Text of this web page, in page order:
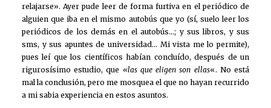
relajarse». Ayer pude leer de forma furtiva en el periódico de
alguien que iba en el mismo autobús que yo (sí, suelo leer los
periódicos de los demás en el autobús…; y sus libros, y sus
sms, y sus apuntes de universidad… Mi vista me lo permite),
pues leí que los científicos habían concluído, después de un
rigurosísimo estudio, que «las que eligen son ellas«. No está
mal la conclusión, pero me mosquea el que no hayan recurrido
a mi sabia experiencia en estos asuntos.